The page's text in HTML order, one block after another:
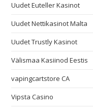
Uudet Euteller Kasinot
Uudet Nettikasinot Malta
Uudet Trustly Kasinot
Välismaa Kasiinod Eestis
vapingcartstore CA
Vipsta Casino